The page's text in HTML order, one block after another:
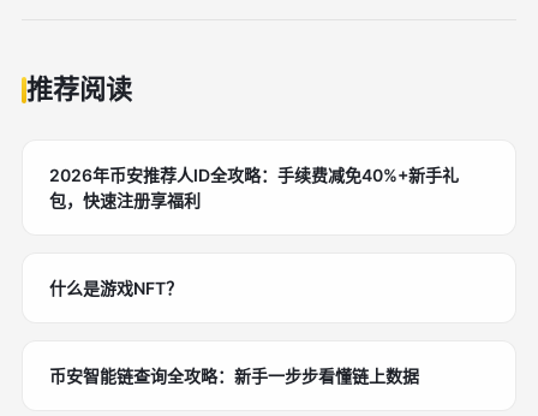
推荐阅读
2026年币安推荐人ID全攻略：手续费减免40%+新手礼
包，快速注册享福利
什么是游戏NFT？
币安智能链查询全攻略：新手一步步看懂链上数据